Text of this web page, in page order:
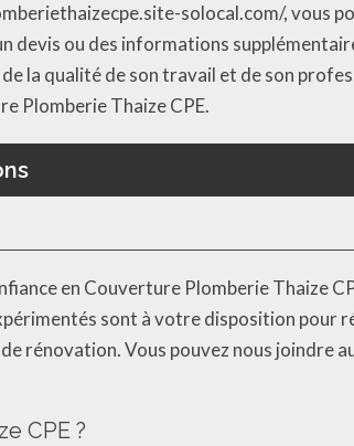
solocal.com/, vous
ou des informations
la qualité de son travail et de son
Plomberie Thaize CPE.
en Couverture Plomberie Thaize
sont à votre disposition pour
rénovation. Vous pouvez nous joindre
CPE ?